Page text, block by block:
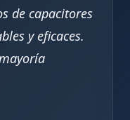
de capacitores
y eficaces.